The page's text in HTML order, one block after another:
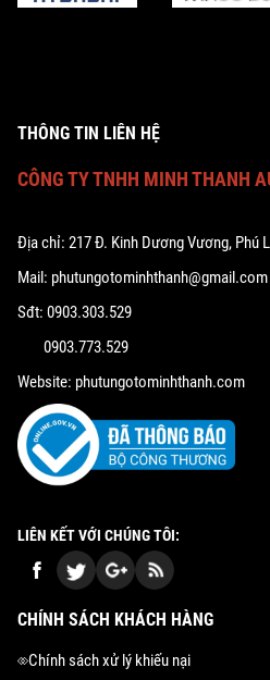
THÔNG TIN LIÊN HỆ
CÔNG TY TNHH MINH THANH
Địa chỉ: 217 Đ. Kinh Dương Vương, Phú
Mail: phutungotominhthanh@gmail.com
Sđt: 0903.303.529
0903.773.529
Website: phutungotominhthanh.com
LIÊN KẾT VỚI CHÚNG TÔI:
CHÍNH SÁCH KHÁCH HÀNG
Chính sách xử lý khiếu nại